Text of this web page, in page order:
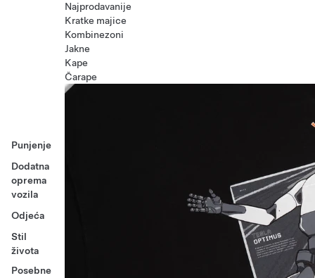
Punjenje
Dodatna
oprema
vozila
Odjeća
Stil
života
Posebne
Najprodavanije
Kratke majice
Kombinezoni
Jakne
Kape
Čarape